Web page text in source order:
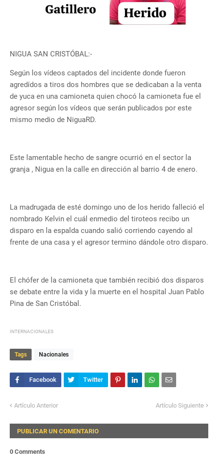
NIGUA SAN CRISTÓBAL:-
Según los vídeos captados del incidente donde fueron
agredídos a tiros dos hombres que se dedicaban a la venta
de yuca en una camioneta quien chocó la camioneta fue el
agresor según los vídeos que serán publicados por este
mismo medio de NiguaRD.
Este lamentable hecho de sangre ocurrió en el sector la
granja , Nigua en la calle en dirección al barrio 4 de enero.
La madrugada de esté domingo uno de los herido falleció el
nombrado Kelvin el cuál enmedio del tiroteos recibo un
disparo en la espalda cuando salió corriendo cayendo al
frente de una casa y el agresor termino dándole otro disparo.
El chófer de la camioneta que también recibió dos disparos
se debate entre la vida y la muerte en el hospital Juan Pablo
Pina de San Cristóbal.
INTERNACIONALES
Tags Nacionales
Artículo Anterior Artículo Siguiente
PUBLICAR UN COMENTARIO
0 Comments